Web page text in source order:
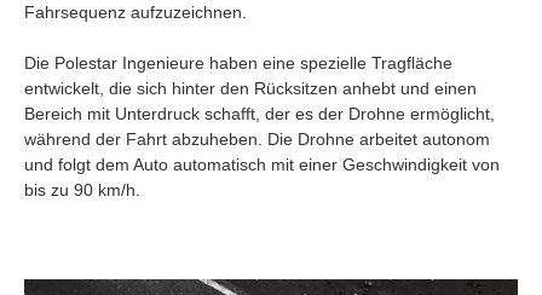
Fahrsequenz aufzuzeichnen.
Die Polestar Ingenieure haben eine spezielle Tragfläche
entwickelt, die sich hinter den Rücksitzen anhebt und einen
Bereich mit Unterdruck schafft, der es der Drohne ermöglicht,
während der Fahrt abzuheben. Die Drohne arbeitet autonom
und folgt dem Auto automatisch mit einer Geschwindigkeit von
bis zu 90 km/h.